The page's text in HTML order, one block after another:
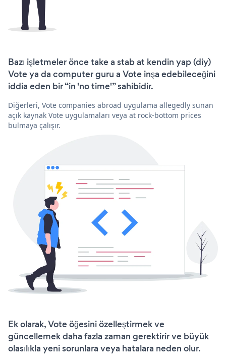
Bazı işletmeler önce take a stab at kendin yap (diy)
Vote ya da computer guru a Vote inşa edebileceğini
iddia eden bir “in 'no time'” sahibidir.
Diğerleri, Vote companies abroad uygulama allegedly sunan
açık kaynak Vote uygulamaları veya at rock-bottom prices
bulmaya çalışır.
Ek olarak, Vote öğesini özelleştirmek ve
güncellemek daha fazla zaman gerektirir ve büyük
olasılıkla yeni sorunlara veya hatalara neden olur.